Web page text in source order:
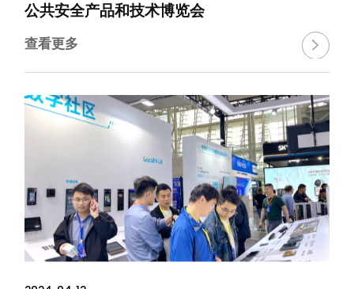
公共安全产品和技术博览会
查看更多 